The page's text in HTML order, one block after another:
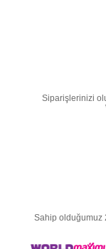
Siparişlerinizi
Sahip olduğumuz